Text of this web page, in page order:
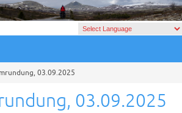
03.09.2025
03.09.2025